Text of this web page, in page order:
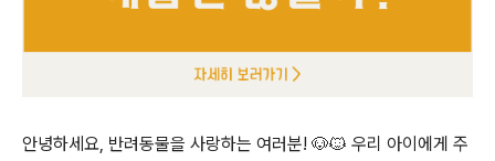
안녕하세요, 반려동물을 사랑하는 여러분! 🐶🐱 우리 아이에게 주